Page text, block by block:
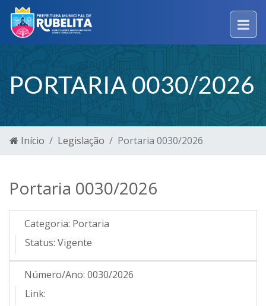
PORTARIA 0030/2026
Início Legislação Portaria 0030/2026
Portaria 0030/2026
Categoria: Portaria
Status: Vigente
Número/Ano: 0030/2026
Link: